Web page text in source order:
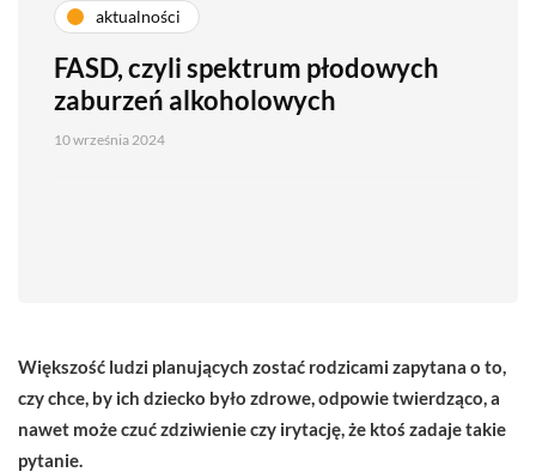
aktualności
FASD, czyli spektrum płodowych
zaburzeń alkoholowych
10 września 2024
Większość ludzi planujących zostać rodzicami zapytana o to,
czy chce, by ich dziecko było zdrowe, odpowie twierdząco, a
nawet może czuć zdziwienie czy irytację, że ktoś zadaje takie
pytanie.